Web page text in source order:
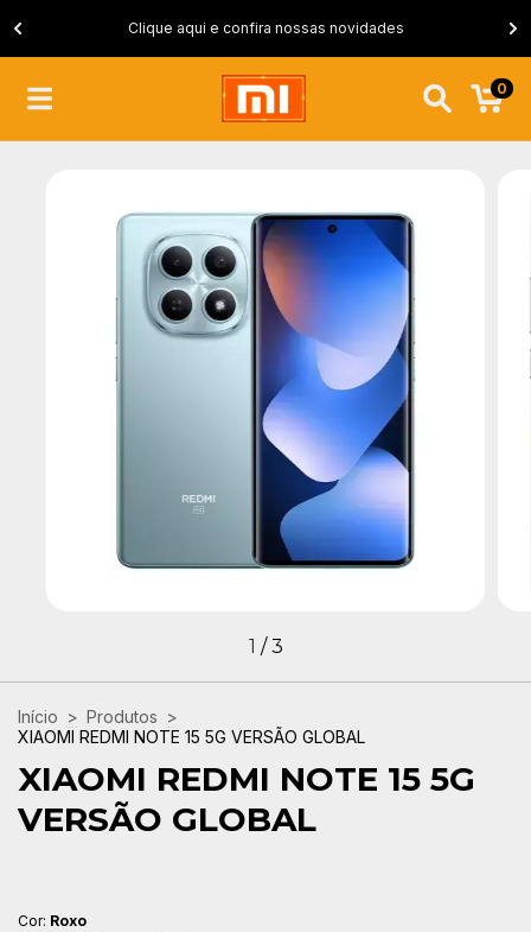
Clique aqui e confira nossas novidades
0
1 /3
Início > Produtos >
XIAOMI REDMI NOTE 15 5G VERSÃO GLOBAL
XIAOMI REDMI NOTE 15 5G
VERSÃO GLOBAL
Cor: Roxo